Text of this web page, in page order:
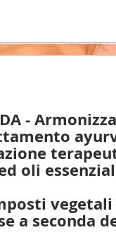
-
oli
a seconda